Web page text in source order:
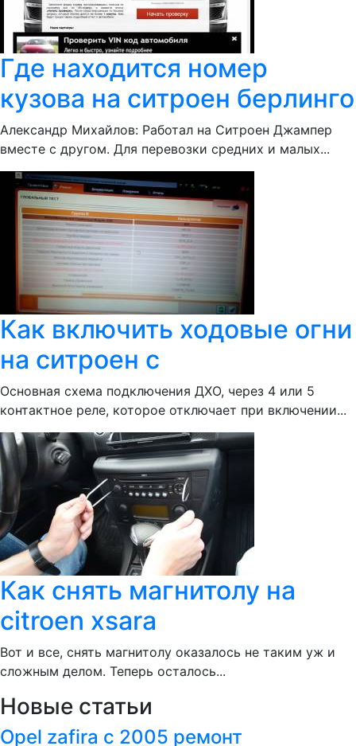
Где находится номер
кузова на ситроен берлинго
Александр Михайлов: Работал на Ситроен Джампер
вместе с другом. Для перевозки средних и малых...
Как включить ходовые огни
на ситроен с
Основная схема подключения ДХО, через 4 или 5
контактное реле, которое отключает при включении...
Как снять магнитолу на
citroen xsara
Вот и все, снять магнитолу оказалось не таким уж и
сложным делом. Теперь осталось...
Новые статьи
Opel zafira с 2005 ремонт